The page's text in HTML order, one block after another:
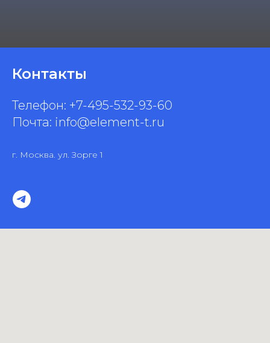
Контакты
Телефон: +7-495-532-93-60
Почта: info@element-t.ru
г. Москва. ул. Зорге 1